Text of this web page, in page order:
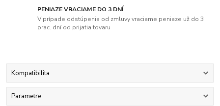
PENIAZE VRACIAME DO 3 DNÍ
V prípade odstúpenia od zmluvy vraciame peniaze už do 3
prac. dní od prijatia tovaru
Kompatibilita
Parametre